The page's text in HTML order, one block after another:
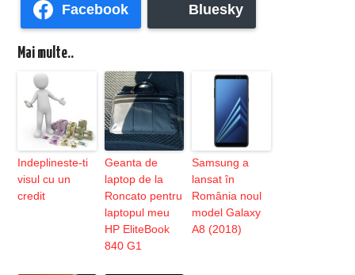
Facebook Bluesky
Mai multe..
Indeplineste-ti
visul cu un
credit
Geanta de
laptop de la
Roncato pentru
laptopul meu
HP EliteBook
840 G1
Samsung a
lansat în
România noul
model Galaxy
A8 (2018)